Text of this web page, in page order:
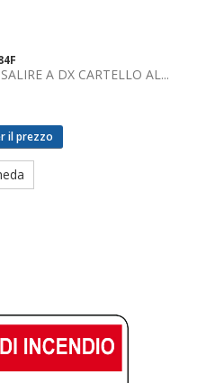
A DX CARTELLO AL...
il prezzo